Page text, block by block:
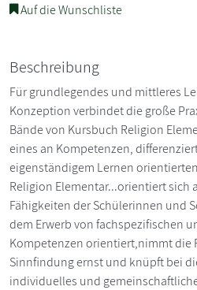
Auf die Wunschliste
Beschreibung
Für grundlegendes und mittleres
Konzeption verbindet die große
Bände von Kursbuch Religion
eines an Kompetenzen,
eigenständigem Lernen
Religion Elementar...orientiert sich
Fähigkeiten der Schülerinnen und
dem Erwerb von fachspezifischen
Kompetenzen orientiert,nimmt die
Sinnfindung ernst und knüpft bei
individuelles und